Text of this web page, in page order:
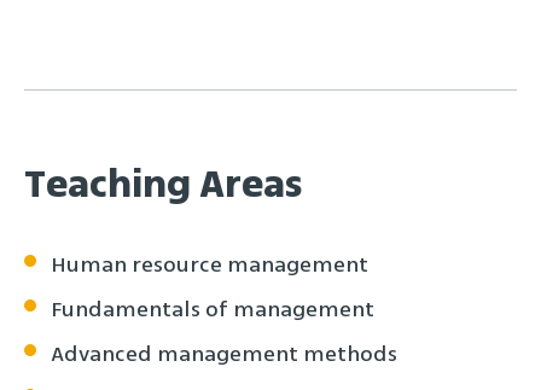
Teaching Areas
Human resource management
Fundamentals of management
Advanced management methods